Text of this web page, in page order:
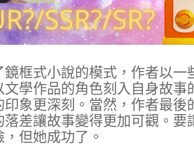
框式小說的模式，作者以一
學作品的角色刻入自身故事
象更深刻。當然，作者最後
差讓故事變得更加可觀。要
但她成功了。